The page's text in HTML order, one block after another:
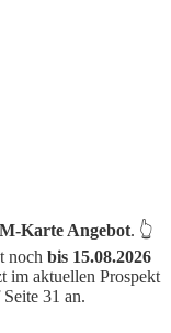
Karte Angebot. 👆
noch bis 15.08.2026
im aktuellen Prospekt
31 an.